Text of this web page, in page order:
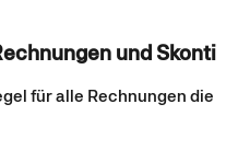
und Skonti
für alle Rechnungen die